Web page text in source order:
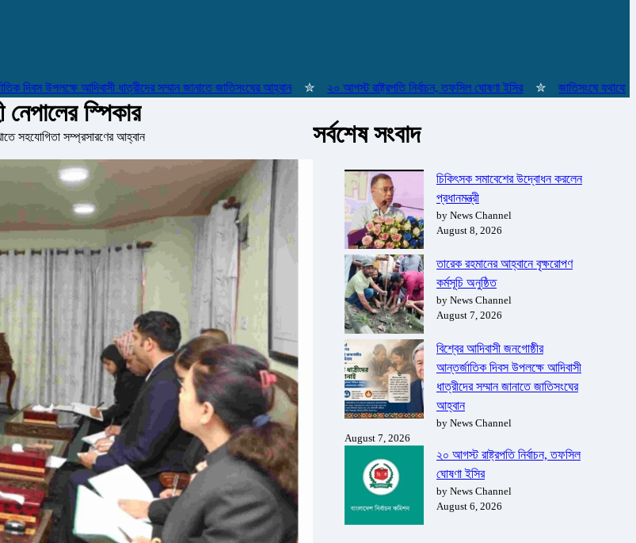
উপলক্ষে আদিবাসী ধাত্রীদের সম্মান জানাতে জাতিসংঘের আহ্বান ✮ ২০ আগস্ট রাষ্ট্রপতি নির্বাচন, তফসিল ঘোষণা ইসির ✮ জাতিসংঘে যথাযোগ্য
নেপালের স্পিকার
সহযোগিতা সম্প্রসারণের আহ্বান সর্বশেষ সংবাদ
চিকিৎসক সমাবেশের উদ্বোধন করলেন
প্রধানমন্ত্রী
by News Channel
August 8, 2026
তারেক রহমানের আহ্বানে বৃক্ষরোপণ
কর্মসূচি অনুষ্ঠিত
by News Channel
August 7, 2026
বিশ্বের আদিবাসী জনগোষ্ঠীর
আন্তর্জাতিক দিবস উপলক্ষে আদিবাসী
ধাত্রীদের সম্মান জানাতে জাতিসংঘের
আহ্বান
by News Channel
August 7, 2026
২০ আগস্ট রাষ্ট্রপতি নির্বাচন, তফসিল
ঘোষণা ইসির
by News Channel
August 6, 2026